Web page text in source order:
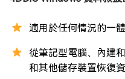
適用於任何情況的一
從筆記型電腦、內建
和其他儲存裝置恢復資